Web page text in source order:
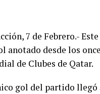
7 de Febrero.-
anotado desde los
de Clubes de Qatar.
gol del partido llegó